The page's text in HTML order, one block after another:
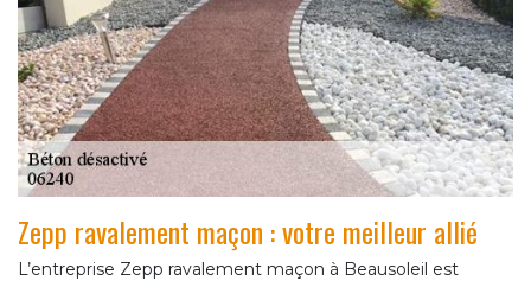
Zepp ravalement maçon : votre meilleur allié
L’entreprise Zepp ravalement maçon à Beausoleil est